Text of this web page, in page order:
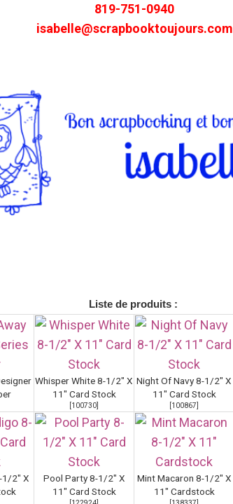
819-751-0940
isabelle@scrapbooktoujours.com
Liste de produits :
Whisper White 8-1/2" X
11" Card Stock
100730
Night Of Navy 8-1/2" X
11" Card Stock
100867
1/2" X
Pool Party 8-1/2" X
11" Card Stock
Mint Macaron 8-1/2" X
11" Cardstock